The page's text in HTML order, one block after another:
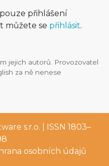
přihlášení
můžete se přihlásit.
jejich autorů. Provozovatel
za ně nenese
s.r.o. | ISSN 1803–
osobních údajů